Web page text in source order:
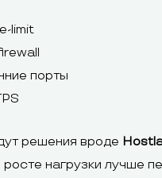
limit
порты
решения вроде
росте нагрузки лучше